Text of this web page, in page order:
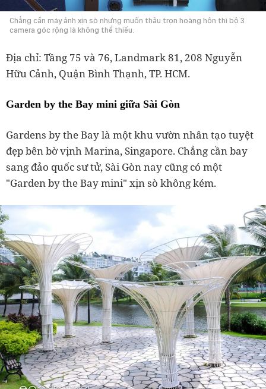
Chẳng cần máy ảnh xịn sò nhưng muốn thâu trọn hoàng hôn thì bộ 3
camera góc rộng là không thể thiếu.
Địa chỉ: Tầng 75 và 76, Landmark 81, 208 Nguyễn
Hữu Cảnh, Quận Bình Thạnh, TP. HCM.
Garden by the Bay mini giữa Sài Gòn
Gardens by the Bay là một khu vườn nhân tạo tuyệt
đẹp bên bờ vịnh Marina, Singapore. Chẳng cần bay
sang đảo quốc sư tử, Sài Gòn nay cũng có một
"Garden by the Bay mini" xịn sò không kém.